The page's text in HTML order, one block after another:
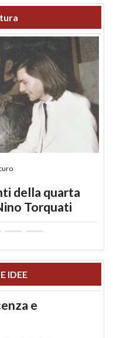
della quarta
Torquati
IDEE
e